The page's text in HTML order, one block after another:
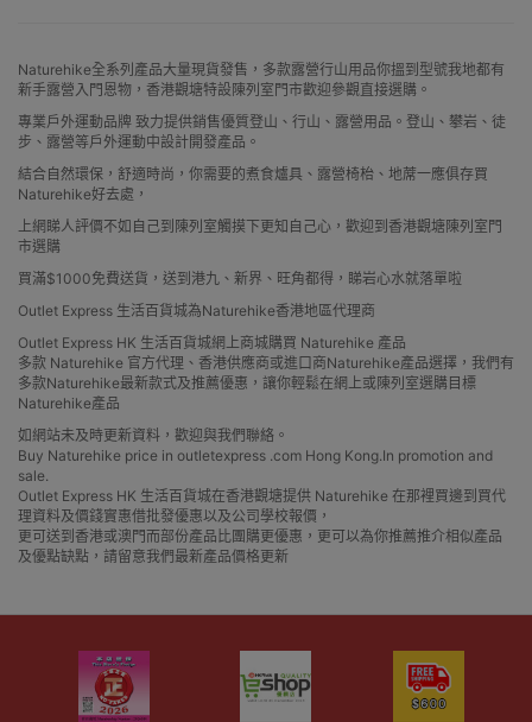
Naturehike全系列產品大量現貨發售，多款露營行山用品你搵到型號我地都有
新手露營入門恩物，香港觀塘特設陳列室門市歡迎參觀直接選購。
專業戶外運動品牌 致力提供銷售優質登山、行山、露營用品。登山、攀岩、徒
步、露營等戶外運動中設計開發產品。
結合自然環保，舒適時尚，你需要的煮食爐具、露營椅枱、地蓆一應俱存買
Naturehike好去處，
上網睇人評價不如自己到陳列室觸摸下更知自己心，歡迎到香港觀塘陳列室門
市選購
買滿$1000免費送貨，送到港九、新界、旺角都得，睇岩心水就落單啦
Outlet Express 生活百貨城為Naturehike香港地區代理商
Outlet Express HK 生活百貨城網上商城購買 Naturehike 產品
多款 Naturehike 官方代理、香港供應商或進口商Naturehike產品選擇，我們有
多款Naturehike最新款式及推薦優惠，讓你輕鬆在網上或陳列室選購目標
Naturehike產品
如網站未及時更新資料，歡迎與我們聯絡。
Buy Naturehike price in outletexpress .com Hong Kong.In promotion and
sale.
Outlet Express HK 生活百貨城在香港觀塘提供 Naturehike 在那裡買邊到買代
理資料及價錢實惠借批發優惠以及公司學校報價，
更可送到香港或澳門而部份產品比團購更優惠，更可以為你推薦推介相似產品
及優點缺點，請留意我們最新產品價格更新